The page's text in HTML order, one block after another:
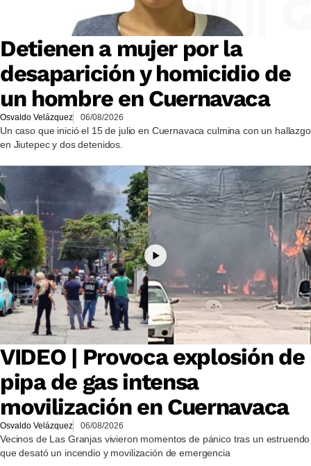
Detienen a mujer por la
desaparición y homicidio de
un hombre en Cuernavaca
Osvaldo Velázquez 06/08/2026
Un caso que inició el 15 de julio en Cuernavaca culmina con un hallazgo
en Jiutepec y dos detenidos.
VIDEO | Provoca explosión de
pipa de gas intensa
movilización en Cuernavaca
Osvaldo Velázquez 06/08/2026
Vecinos de Las Granjas vivieron momentos de pánico tras un estruendo
que desató un incendio y movilización de emergencia